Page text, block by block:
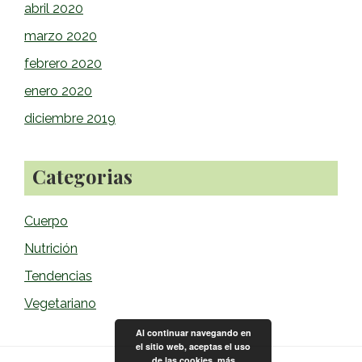
abril 2020
marzo 2020
febrero 2020
enero 2020
diciembre 2019
Categorias
Cuerpo
Nutrición
Tendencias
Vegetariano
Al continuar navegando en
el sitio web, aceptas el uso